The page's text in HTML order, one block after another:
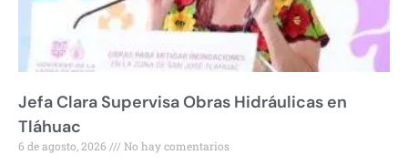
Jefa Clara Supervisa Obras Hidráulicas en
Tláhuac
6 de agosto, 2026 No hay comentarios